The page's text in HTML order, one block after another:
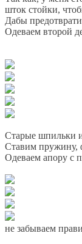
шток стойки,
Дабы
Одеваем второй
Старые шпильки
Ставим пружину,
Одеваем апору с
не забываем